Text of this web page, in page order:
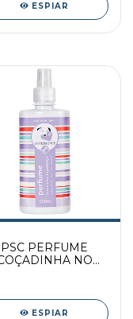
ESPIAR
PSC PERFUME
NO
ESPIAR